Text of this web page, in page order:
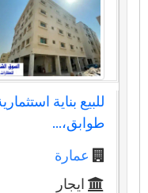
طوابق،...
عمارة
ايجار